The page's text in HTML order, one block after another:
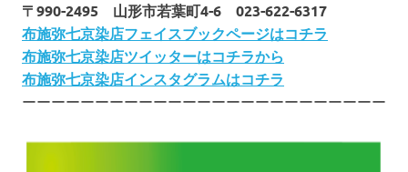
〒990-2495 山形市若葉町4-6 023-622-6317
布施弥七京染店フェイスブックページはコチラ
布施弥七京染店ツイッターはコチラから
布施弥七京染店インスタグラムはコチラ
ーーーーーーーーーーーーーーーーーーーーーーーーー